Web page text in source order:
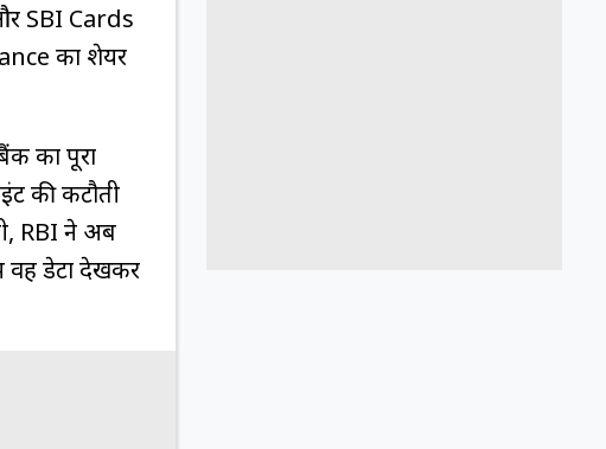
SBI Cards
का शेयर
का पूरा
की कटौती
RBI ने अब
वह डेटा देखकर